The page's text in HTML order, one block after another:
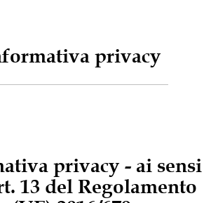
privacy
privacy - ai sensi
13 del Regolamento